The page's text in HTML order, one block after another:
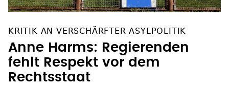
KRITIK AN VERSCHÄRFTER ASYLPOLITIK
Anne Harms: Regierenden
fehlt Respekt vor dem
Rechtsstaat